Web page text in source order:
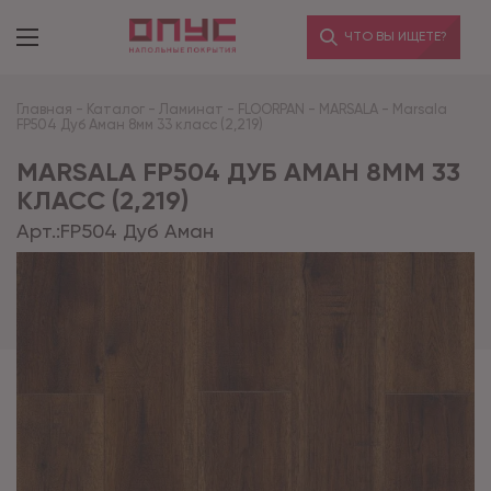
ЧТО ВЫ ИЩЕТЕ?
Главная - Каталог - Ламинат - FLOORPAN - MARSALA - Marsala
FP504 Дуб Аман 8мм 33 класс (2,219)
MARSALA FP504 ДУБ АМАН 8ММ 33
КЛАСС (2,219)
Арт.:FP504 Дуб Аман